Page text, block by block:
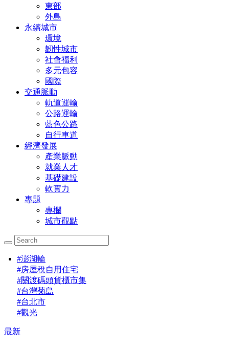
東部
外島
永續城市
環境
韌性城市
社會福利
多元包容
國際
交通脈動
軌道運輸
公路運輸
藍色公路
自行車道
經濟發展
產業脈動
就業人才
基礎建設
軟實力
專題
專欄
城市觀點
#澎湖輪
#房屋稅自用住宅
#關渡碼頭貨櫃市集
#台灣菊島
#台北市
#觀光
最新